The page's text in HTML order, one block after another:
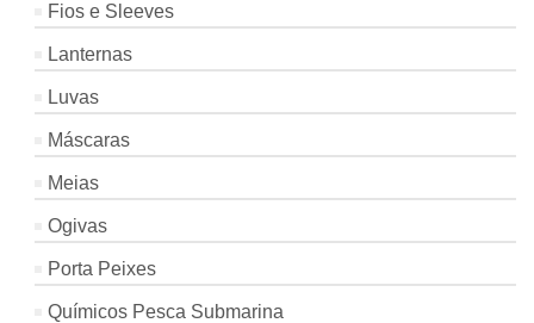
Fios e Sleeves
Lanternas
Luvas
Máscaras
Meias
Ogivas
Porta Peixes
Químicos Pesca Submarina